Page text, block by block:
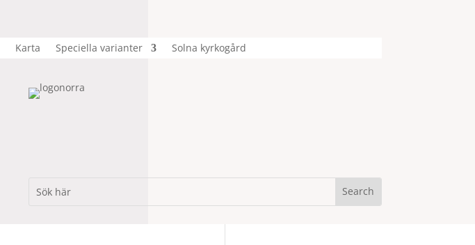
Karta Speciella varianter Solna kyrkogård